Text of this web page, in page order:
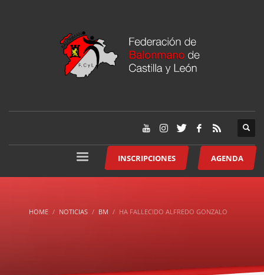
INSCRIPCIONES AGENDA
HOME NOTICIAS BM HA FALLECIDO ALFREDO GONZALO